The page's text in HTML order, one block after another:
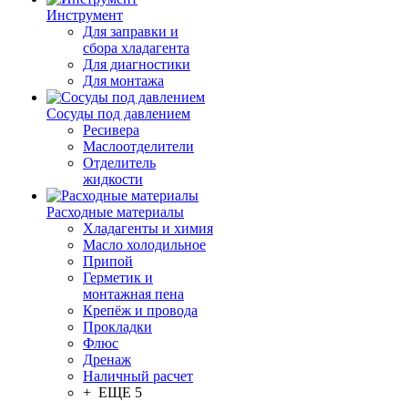
Инструмент
Для заправки и
сбора хладагента
Для диагностики
Для монтажа
Сосуды под давлением
Ресивера
Маслоотделители
Отделитель
жидкости
Расходные материалы
Хладагенты и химия
Масло холодильное
Припой
Герметик и
монтажная пена
Крепёж и провода
Прокладки
Флюс
Дренаж
Наличный расчет
+ ЕЩЕ 5